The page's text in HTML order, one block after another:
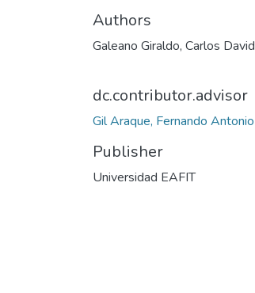
Authors
Galeano Giraldo, Carlos David
dc.contributor.advisor
Gil Araque, Fernando Antonio
Publisher
Universidad EAFIT